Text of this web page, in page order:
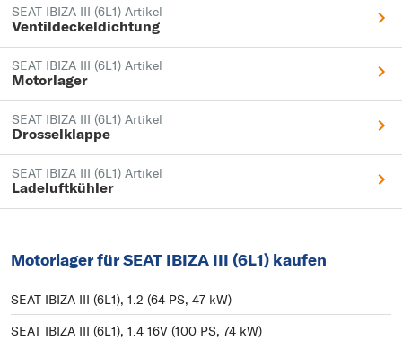
SEAT IBIZA III (6L1) Artikel
Ventildeckeldichtung
SEAT IBIZA III (6L1) Artikel
Motorlager
SEAT IBIZA III (6L1) Artikel
Drosselklappe
SEAT IBIZA III (6L1) Artikel
Ladeluftkühler
Motorlager für SEAT IBIZA III (6L1) kaufen
SEAT IBIZA III (6L1), 1.2 (64 PS, 47 kW)
SEAT IBIZA III (6L1), 1.4 16V (100 PS, 74 kW)